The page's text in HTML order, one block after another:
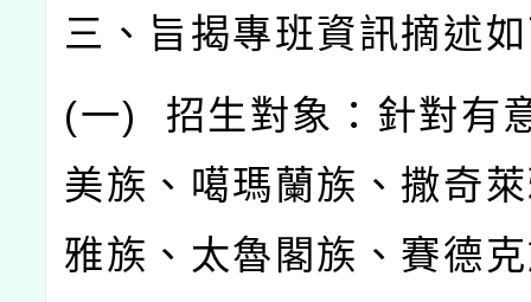
三、旨揭專班資訊摘述
(一) 招生對象：針對有
美族、噶瑪蘭族、撒奇
雅族、太魯閣族、賽德